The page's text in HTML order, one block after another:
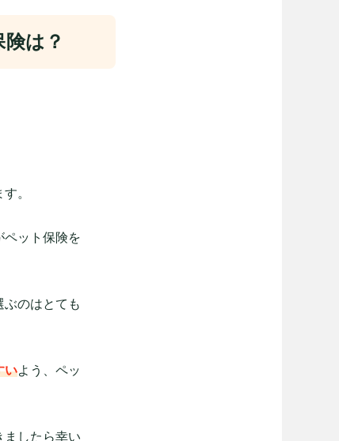
は？
。
ペット保険を
のはとても
いよう、ペッ
ましたら幸い